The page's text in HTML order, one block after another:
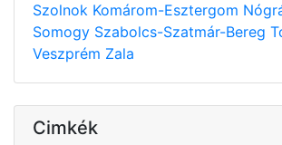
Szolnok Komárom-Esztergom
Somogy Szabolcs-Szatmár-Bereg
Veszprém Zala
Cimkék